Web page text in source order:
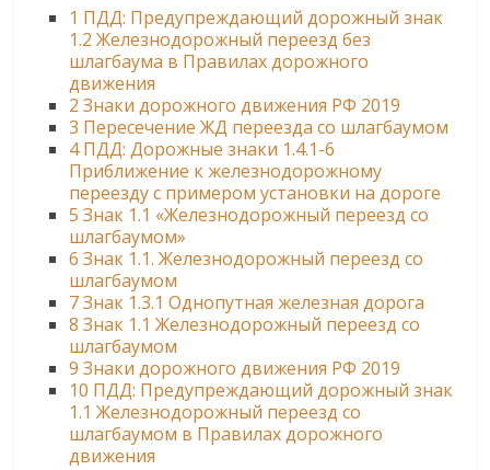
1 ПДД: Предупреждающий дорожный знак
1.2 Железнодорожный переезд без
шлагбаума в Правилах дорожного
движения
2 Знаки дорожного движения РФ 2019
3 Пересечение ЖД переезда со шлагбаумом
4ПДД: Дорожные знаки 1.4.1-6
Приближение к железнодорожному
переезду с примером установки на дороге
5 Знак 1.1 «Железнодорожный переезд со
шлагбаумом»
6 Знак 1.1. Железнодорожный переезд со
шлагбаумом
7Знак 1.3.1 Однопутная железная дорога
8 Знак 1.1 Железнодорожный переезд со
шлагбаумом
9 Знаки дорожного движения РФ 2019
10 ПДД: Предупреждающий дорожный знак
1.1 Железнодорожный переезд со
шлагбаумом в Правилах дорожного
движения